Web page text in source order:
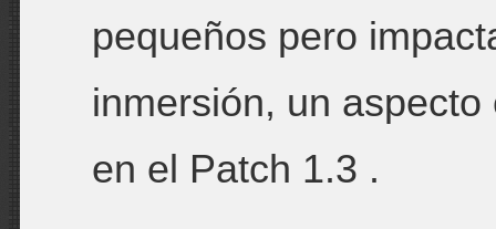
pequeños pero
inmersión, un
en el Patch 1.3 .